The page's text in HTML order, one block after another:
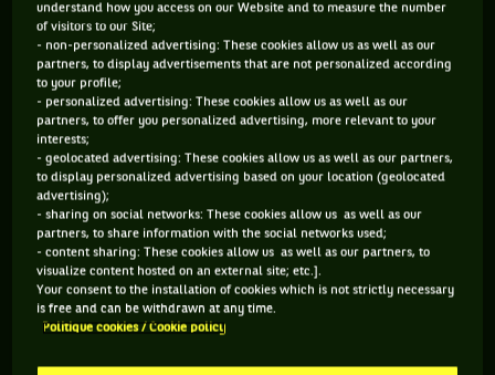
ainsi que les dirigeants de l'ATP et de l'USTA (la fédération
américaine), aucune décision n'a évidemment été prise, mais
beaucoup de voix se sont élevées pour dire oui, non, peut-
être, plus d'argent svp, jouer pour des points, pas de points,
en deux sets gagnants… Bref, un beau bordel.
ON SE PREND BEAUCOUP MOINS LA TÊTE DU CÔTÉ DE
BELGRADE
Que sait-on ? Roger Federerne sera pas là. Rien à voir
avec le Covid, le Corona, les mesures sanitaires, le huis clos,
c'est juste qu'il est blessé et a annoncé il y a quelques jours
understand how you access on our Website and to measure the number
of visitors to our Site;
- non-personalized advertising: These cookies allow us as well as our
partners, to display advertisements that are not personalized according
to your profile;
- personalized advertising: These cookies allow us as well as our
partners, to offer you personalized advertising, more relevant to your
interests;
- geolocated advertising: These cookies allow us as well as our partners,
to display personalized advertising based on your location (geolocated
advertising);
- sharing on social networks: These cookies allow us as well as our
partners, to share information with the social networks used;
- content sharing: These cookies allow us as well as our partners, to
visualize content hosted on an external site; etc.].
Your consent to the installation of cookies which is not strictly necessary
is free and can be withdrawn at any time.
Politique cookies / Cookie policy